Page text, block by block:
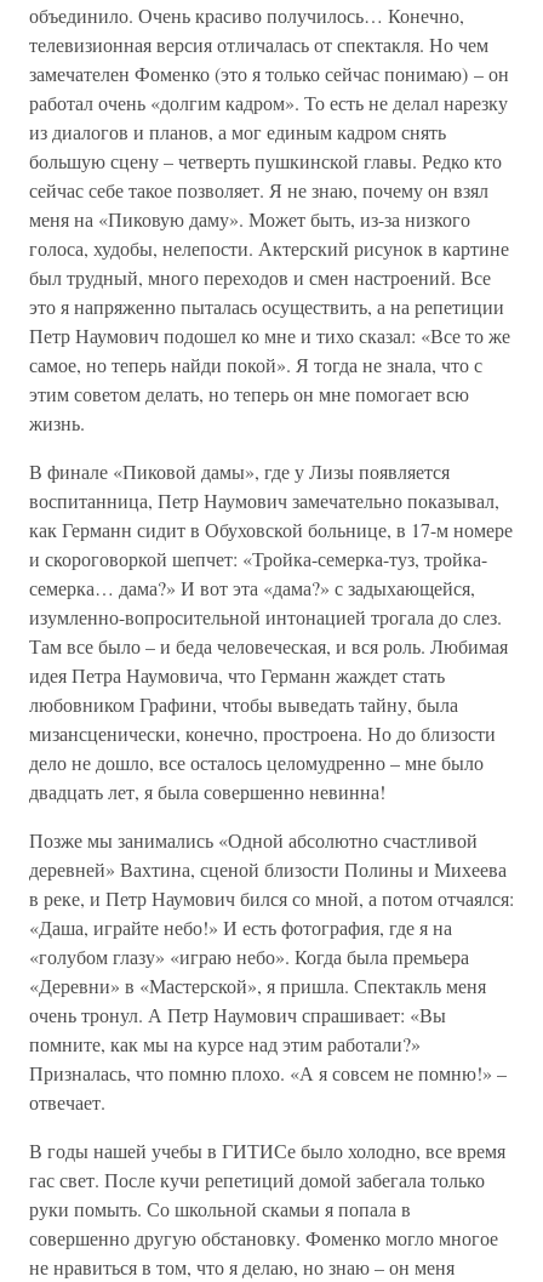
объединило. Очень красиво получилось… Конечно,
телевизионная версия отличалась от спектакля. Но чем
замечателен Фоменко (это я только сейчас понимаю) – он
работал очень «долгим кадром». То есть не делал нарезку
из диалогов и планов, а мог единым кадром снять
большую сцену – четверть пушкинской главы. Редко кто
сейчас себе такое позволяет. Я не знаю, почему он взял
меня на «Пиковую даму». Может быть, из-за низкого
голоса, худобы, нелепости. Актерский рисунок в картине
был трудный, много переходов и смен настроений. Все
это я напряженно пыталась осуществить, а на репетиции
Петр Наумович подошел ко мне и тихо сказал: «Все то же
самое, но теперь найди покой». Я тогда не знала, что с
этим советом делать, но теперь он мне помогает всю
жизнь.
В финале «Пиковой дамы», где у Лизы появляется
воспитанница, Петр Наумович замечательно показывал,
как Германн сидит в Обуховской больнице, в 17-м номере
и скороговоркой шепчет: «Тройка-семерка-туз, тройка-
семерка… дама?» И вот эта «дама?» с задыхающейся,
изумленно-вопросительной интонацией трогала до слез.
Там все было – и беда человеческая, и вся роль. Любимая
идея Петра Наумовича, что Германн жаждет стать
любовником Графини, чтобы выведать тайну, была
мизансценически, конечно, простроена. Но до близости
дело не дошло, все осталось целомудренно – мне было
двадцать лет, я была совершенно невинна!
Позже мы занимались «Одной абсолютно счастливой
деревней» Вахтина, сценой близости Полины и Михеева
в реке, и Петр Наумович бился со мной, а потом отчаялся:
«Даша, играйте небо!» И есть фотография, где я на
«голубом глазу» «играю небо». Когда была премьера
«Деревни» в «Мастерской», я пришла. Спектакль меня
очень тронул. А Петр Наумович спрашивает: «Вы
помните, как мы на курсе над этим работали?»
Призналась, что помню плохо. «А я совсем не помню!» –
отвечает.
В годы нашей учебы в ГИТИСе было холодно, все время
гас свет. После кучи репетиций домой забегала только
руки помыть. Со школьной скамьи я попала в
совершенно другую обстановку. Фоменко могло многое
не нравиться в том, что я делаю, но знаю – он меня